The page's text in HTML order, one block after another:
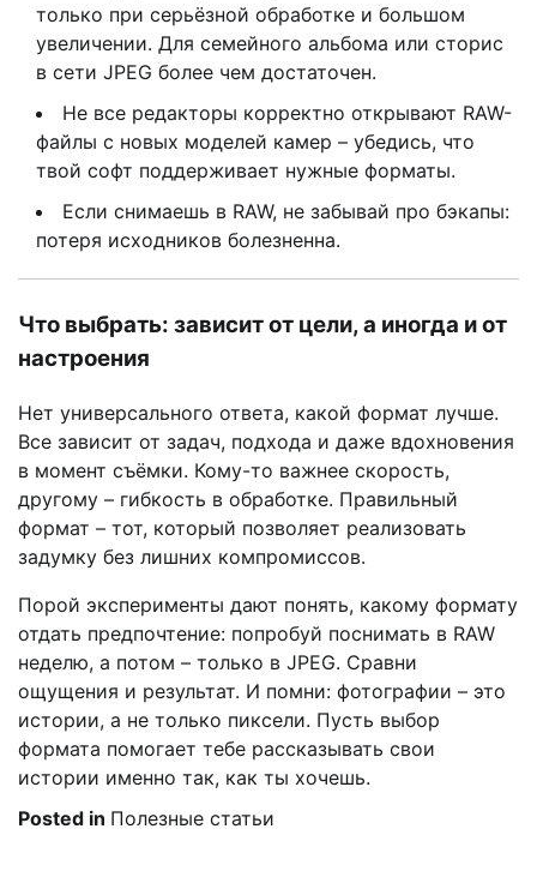
только при серьёзной обработке и большом
увеличении. Для семейного альбома или сторис
в сети JPEG более чем достаточен.
Не все редакторы корректно открывают RAW-
файлы с новых моделей камер – убедись, что
твой софт поддерживает нужные форматы.
Если снимаешь в RAW, не забывай про бэкапы:
потеря исходников болезненна.
Что выбрать: зависит от цели, а иногда и от
настроения
Нет универсального ответа, какой формат лучше.
Все зависит от задач, подхода и даже вдохновения
в момент съёмки. Кому-то важнее скорость,
другому – гибкость в обработке. Правильный
формат – тот, который позволяет реализовать
задумку без лишних компромиссов.
Порой эксперименты дают понять, какому формату
отдать предпочтение: попробуй поснимать в RAW
неделю, а потом – только в JPEG. Сравни
ощущения и результат. И помни: фотографии – это
истории, а не только пиксели. Пусть выбор
формата помогает тебе рассказывать свои
истории именно так, как ты хочешь.
Posted in Полезные статьи